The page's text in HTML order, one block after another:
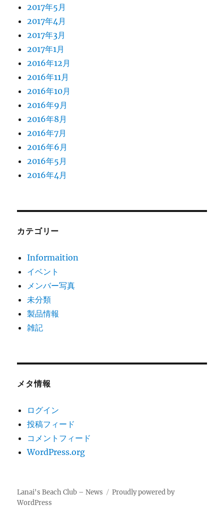
2017年5月
2017年4月
2017年3月
2017年1月
2016年12月
2016年11月
2016年10月
2016年9月
2016年8月
2016年7月
2016年6月
2016年5月
2016年4月
カテゴリー
Informaition
イベント
メンバー写真
未分類
製品情報
雑記
メタ情報
ログイン
投稿フィード
コメントフィード
WordPress.org
Lanai's Beach Club – News
Proudly powered by
WordPress